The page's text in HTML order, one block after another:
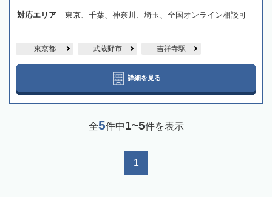
対応エリア 東京、千葉、神奈川、埼玉、全国オンライン相談可
東京都 武蔵野市 吉祥寺駅
詳細を見る
全5件中1~5件を表示
1